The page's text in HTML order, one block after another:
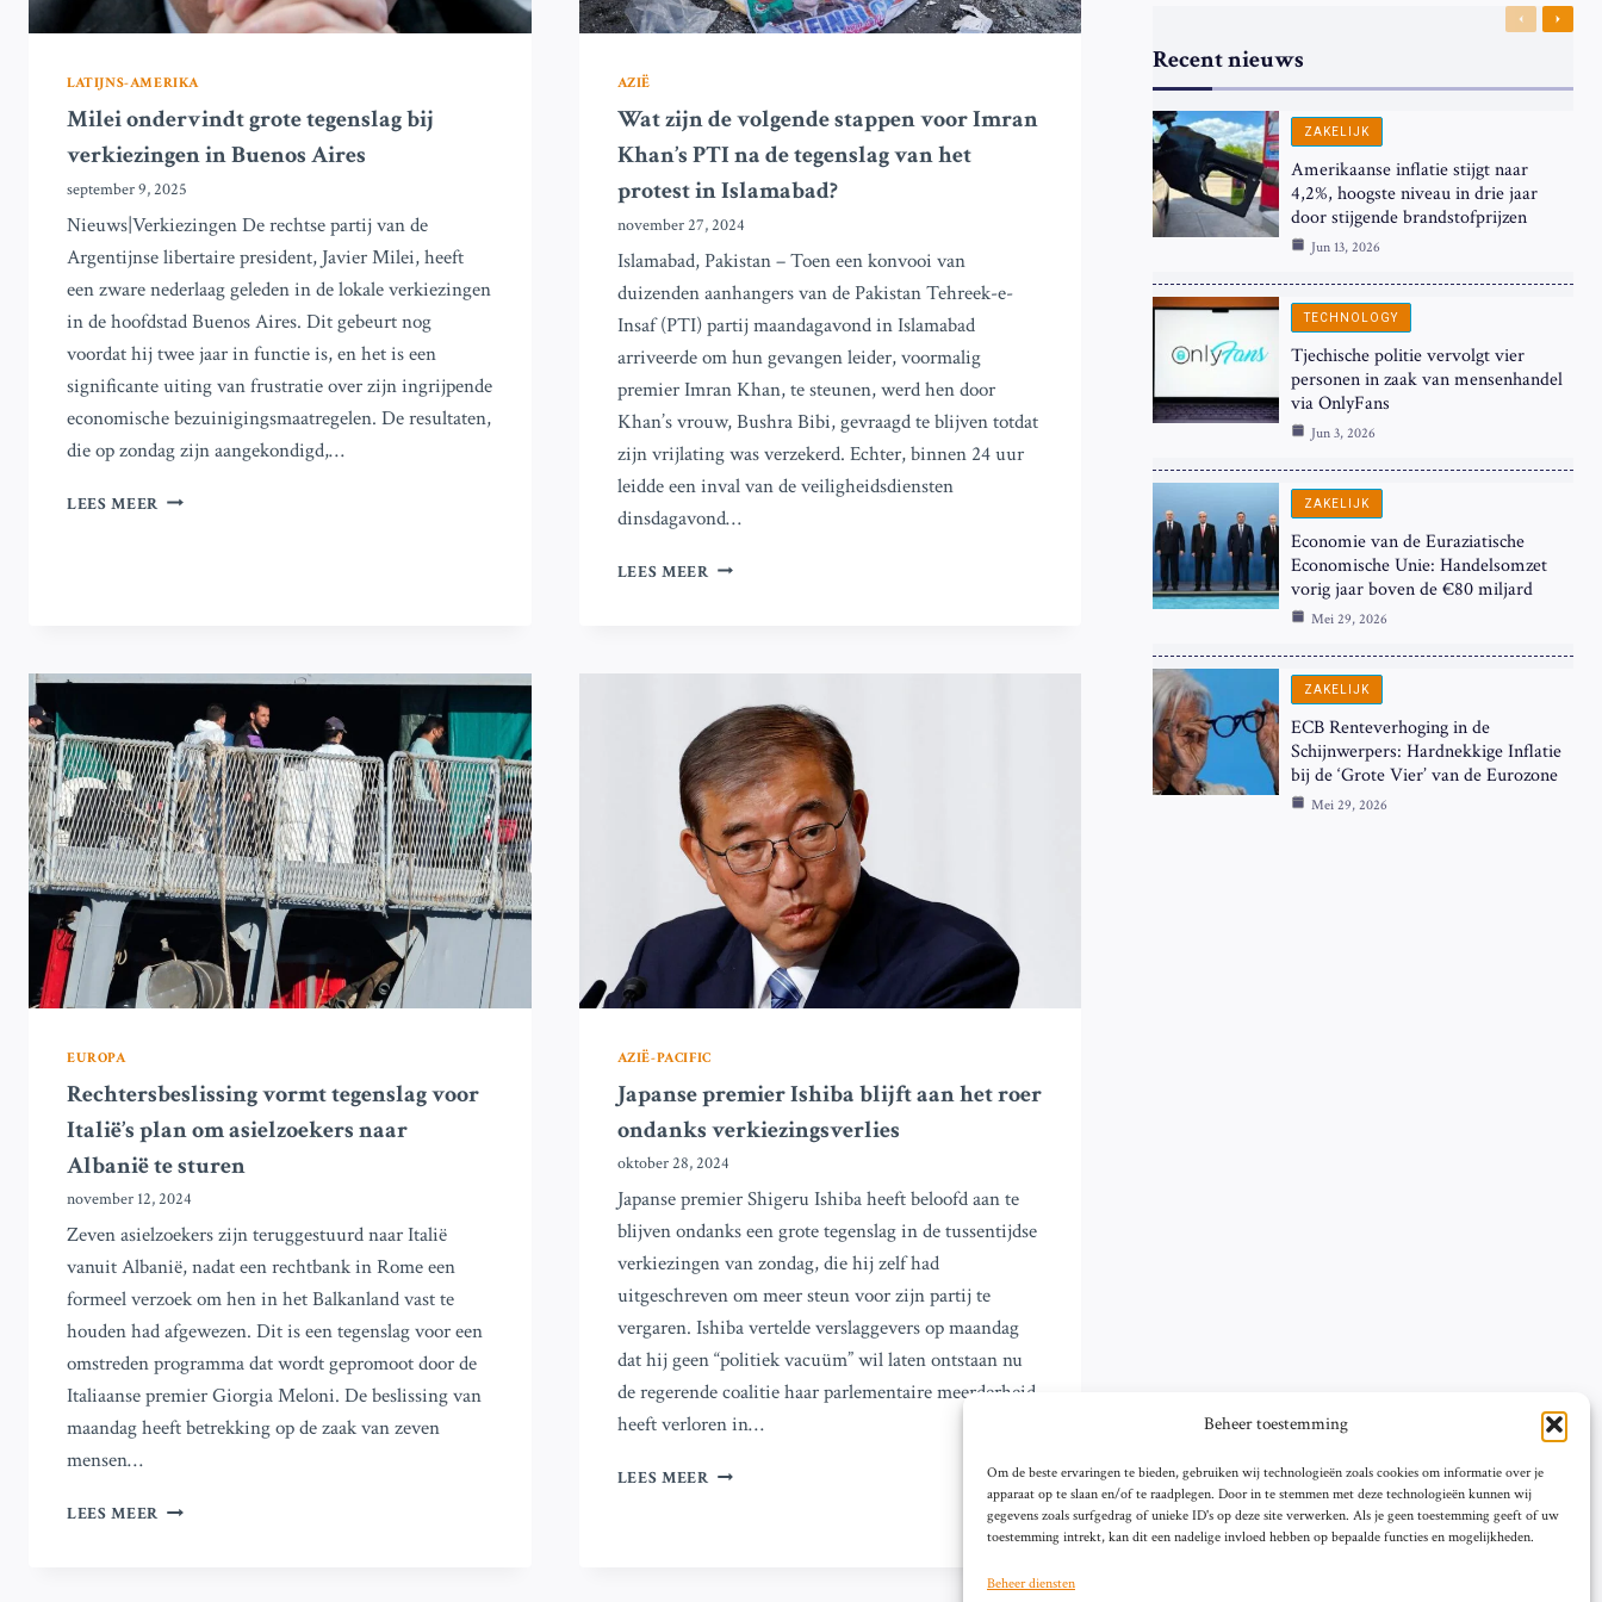
Beheer toestemming
Om de beste ervaringen te bieden, gebruiken wij technologieën zoals cookies om informatie over je
apparaat op te slaan en/of te raadplegen. Door in te stemmen met deze technologieën kunnen wij
gegevens zoals surfgedrag of unieke ID's op deze site verwerken. Als je geen toestemming geeft of uw
toestemming intrekt, kan dit een nadelige invloed hebben op bepaalde functies en mogelijkheden.
Beheer diensten
LATIJNS-AMERIKA
Milei ondervindt grote tegenslag bij
verkiezingen in Buenos Aires
september 9, 2025
Nieuws|Verkiezingen De rechtse partij van de
Argentijnse libertaire president, Javier Milei, heeft
een zware nederlaag geleden in de lokale verkiezingen
in de hoofdstad Buenos Aires. Dit gebeurt nog
voordat hij twee jaar in functie is, en het is een
significante uiting van frustratie over zijn ingrijpende
economische bezuinigingsmaatregelen. De resultaten,
die op zondag zijn aangekondigd,…
LEES MEER MILEI
BUENOS
AZIË
Wat zijn de volgende stappen voor Imran
Khan’s PTI na de tegenslag van het
protest in Islamabad?
november 27, 2024
Islamabad, Pakistan – Toen een konvooi van
duizenden aanhangers van de Pakistan Tehreek-e-
Insaf (PTI) partij maandagavond in Islamabad
arriveerde om hun gevangen leider, voormalig
premier Imran Khan, te steunen, werd hen door
Khan’s vrouw, Bushra Bibi, gevraagd te blijven totdat
zijn vrijlating was verzekerd. Echter, binnen 24 uur
leidde een inval van de veiligheidsdiensten
dinsdagavond…
LEES MEER WAT
IMRAN
KHAN’S
PTI
NA
DE
TEGENSLAG
VAN
HET
PROTEST
IN
ISLAMABAD?
EUROPA
Rechtersbeslissing vormt tegenslag voor
Italië’s plan om asielzoekers naar
Albanië te sturen
november 12, 2024
Zeven asielzoekers zijn teruggestuurd naar Italië
vanuit Albanië, nadat een rechtbank in Rome een
formeel verzoek om hen in het Balkanland vast te
houden had afgewezen. Dit is een tegenslag voor een
omstreden programma dat wordt gepromoot door de
Italiaanse premier Giorgia Meloni. De beslissing van
maandag heeft betrekking op de zaak van zeven
mensen…
LEES MEER RECHTERSBESLISSING
AZIË-PACIFIC
Japanse premier Ishiba blijft aan het roer
ondanks verkiezingsverlies
oktober 28, 2024
Japanse premier Shigeru Ishiba heeft beloofd aan te
blijven ondanks een grote tegenslag in de tussentijdse
verkiezingen van zondag, die hij zelf had
uitgeschreven om meer steun voor zijn partij te
vergaren. Ishiba vertelde verslaggevers op maandag
dat hij geen “politiek vacuüm” wil laten ontstaan nu
de regerende coalitie haar parlementaire meerderheid
heeft verloren in…
LEES MEER JAPANSE
Recent nieuws
Previous
Next
ZAKELIJK
Amerikaanse inflatie stijgt naar
4,2%, hoogste niveau in drie jaar
door stijgende brandstofprijzen
Jun 13, 2026
TECHNOLOGY
Tjechische politie vervolgt vier
personen in zaak van mensenhandel
via OnlyFans
Jun 3, 2026
ZAKELIJK
Economie van de Euraziatische
Economische Unie: Handelsomzet
vorig jaar boven de €80 miljard
Mei 29, 2026
ZAKELIJK
ECB Renteverhoging in de
Schijnwerpers: Hardnekkige Inflatie
bij de ‘Grote Vier’ van de Eurozone
Mei 29, 2026